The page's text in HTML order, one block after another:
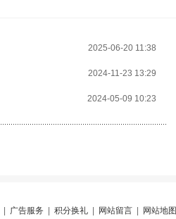
2025-06-20 11:38
2024-11-23 13:29
2024-05-09 10:23
广告服务 积分换礼 网站留言 网站地图